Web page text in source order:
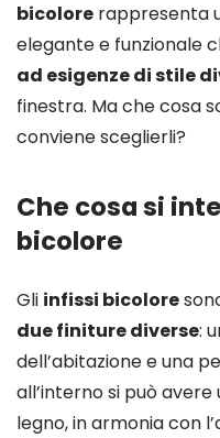
bicolore rappresenta
elegante e funzionale
ad esigenze di stile
finestra. Ma che cosa
conviene sceglierli?
Che cosa si
bicolore
Gli infissi bicolore
due finiture diverse:
dell’abitazione e una
all’interno si può
legno, in armonia con